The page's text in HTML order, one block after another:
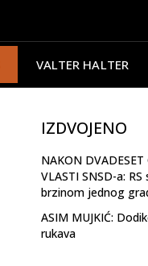
VALTER HALTER
IZDVOJENO
NAKON
VLASTI SNSD-a:
brzinom jednog
ASIM MUJKIĆ:
rukava